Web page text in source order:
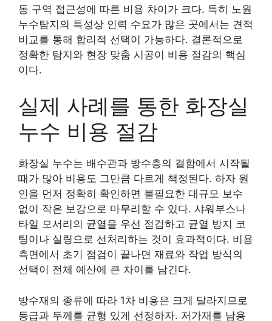
동 구역 접근성에 따른 비용 차이가 크다. 특히 노원
누수탐지의 특성상 인력 수요가 많은 곳에서는 견적
비교를 통해 합리적 선택이 가능하다. 결론적으로
정확한 탐지와 현장 맞춤 시공이 비용 절감의 핵심
이다.
실제 사례를 통한 화장실
누수 비용 절감
화장실 누수는 배수관과 방수층의 결함에서 시작될
때가 많아 비용도 그만큼 다르게 책정된다. 하자 원
인을 먼저 정확히 확인하면 불필요한 대규모 보수
없이 작은 보강으로 마무리할 수 있다. 샤워부스나
타일 모서리의 균열을 우선 점검하고 균열 방지 코
팅이나 실링으로 선처리하는 것이 효과적이다. 비용
측면에서 초기 점검이 끝나면 재료와 작업 방식의
선택이 전체 예산에 큰 차이를 남긴다.
방수재의 종류에 따라 1차 비용은 크게 달라지므로
등급과 두께를 균형 있게 선정하자. 저가재를 남용